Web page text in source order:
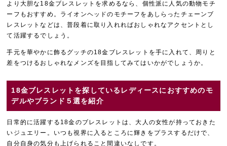
より大胆な18金ブレスレットを求めるなら、個性派に人気の動物モチ
ーフもおすすめ。ライオンヘッドのモチーフをあしらったチェーンブ
レスレットなどは、普段着に取り入れればおしゃれなアクセントとし
て活躍するでしょう。
手元を華やかに飾るグッチの18金ブレスレットを手に入れて、周りと
差をつけるおしゃれなメンズを目指してみてはいかがでしょうか。
18金ブレスレットを探しているレディースにおすすめのモ
デルやブランド５選を紹介
日常的に活躍する18金のブレスレットは、大人の女性が持っておきた
いジュエリー。いつも視界に入るところに輝きをプラスするだけで、
自分自身の気分も上げられること間違いなしです。